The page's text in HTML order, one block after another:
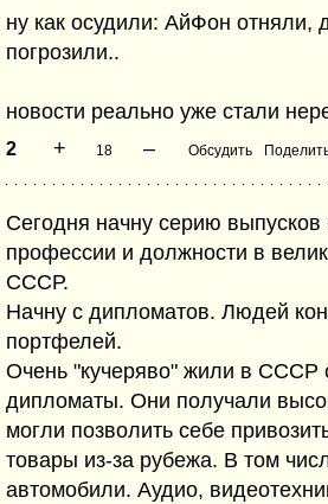
ну как осудили: АйФон отняли,
погрозили..
новости реально уже стали
2 + 18 – Обсудить
Сегодня начну серию
профессии и должности в
СССР.
Начну с дипломатов. Людей
портфелей.
Очень "кучеряво" жили в СССР
дипломаты. Они получали
могли позволить себе
товары из-за рубежа. В том
автомобили. Аудио,